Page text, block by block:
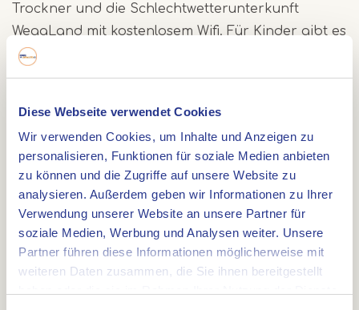
Diese Webseite verwendet Cookies
Wir verwenden Cookies, um Inhalte und Anzeigen zu
personalisieren, Funktionen für soziale Medien anbieten
zu können und die Zugriffe auf unsere Website zu
analysieren. Außerdem geben wir Informationen zu Ihrer
Verwendung unserer Website an unsere Partner für
soziale Medien, Werbung und Analysen weiter. Unsere
Partner führen diese Informationen möglicherweise mit
weiteren Daten zusammen, die Sie ihnen bereitgestellt
Trockner und die Schlechtwetterunterkunft
WegaLand mit kostenlosem Wifi. Für Kinder gibt es
eine Feuerstelle, einen Sandkasten, eine
Wasserpumpe, eine Boulebahn und einen
Wanderhütten, ein Tipi-Zelt, den Schlafwagen La
Roulotte und Leihzelte.
Camping-Stellplätze
Der Naturcampingplatz Wega ist Mitglied des
Groene Koepel (Grüner Dom). Die Campingplätze
sind geräumig, grün und bieten eine fantastische